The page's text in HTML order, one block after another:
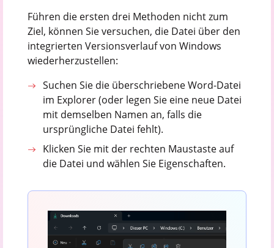
Führen die ersten drei Methoden nicht zum
Ziel, können Sie versuchen, die Datei über den
integrierten Versionsverlauf von Windows
wiederherzustellen:
Suchen Sie die überschriebene Word-Datei
im Explorer (oder legen Sie eine neue Datei
mit demselben Namen an, falls die
ursprüngliche Datei fehlt).
Klicken Sie mit der rechten Maustaste auf
die Datei und wählen Sie Eigenschaften.